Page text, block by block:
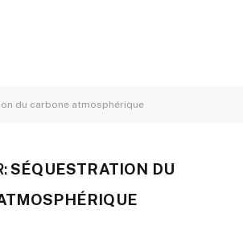
du carbone atmosphérique
SÉQUESTRATION DU